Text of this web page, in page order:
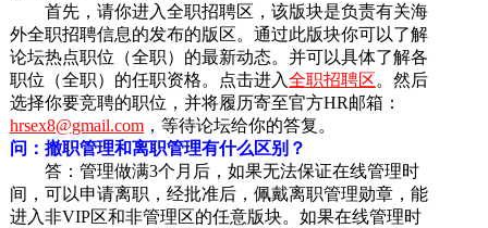
首先，请你进入全职招聘区，该版块是负责有关海
外全职招聘信息的发布的版区。通过此版块你可以了解
论坛热点职位（全职）的最新动态。并可以具体了解各
职位（全职）的任职资格。点击进入全职招聘区。然后
选择你要竞聘的职位，并将履历寄至官方HR邮箱：
hrsex8@gmail.com ，等待论坛给你的答复。
问：撤职管理和离职管理有什么区别？
答：管理做满3个月后，如果无法保证在线管理时
间，可以申请离职，经批准后，佩戴离职管理勋章，能
进入非VIP区和非管理区的任意版块。如果在线管理时